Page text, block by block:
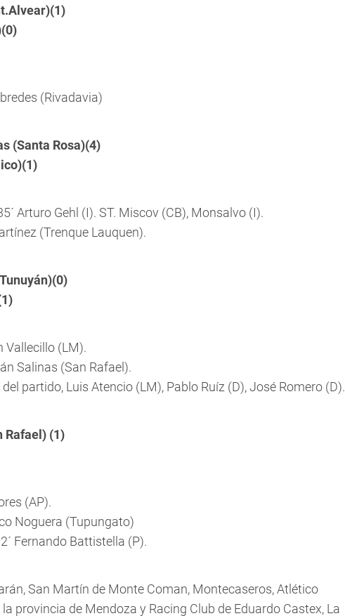
(Rivadavia)
(Santa Rosa)(4)
Arturo Gehl (I). ST. Miscov (CB), Monsalvo (I).
(Trenque Lauquen).
Vallecillo (LM).
Salinas (San Rafael).
del partido, Luis Atencio (LM), Pablo Ruíz (D), José Romero (D).
Rafael) (1)
(AP).
Noguera (Tupungato)
Fernando Battistella (P).
San Martín de Monte Coman, Montecaseros, Atlético
la provincia de Mendoza y Racing Club de Eduardo Castex, La